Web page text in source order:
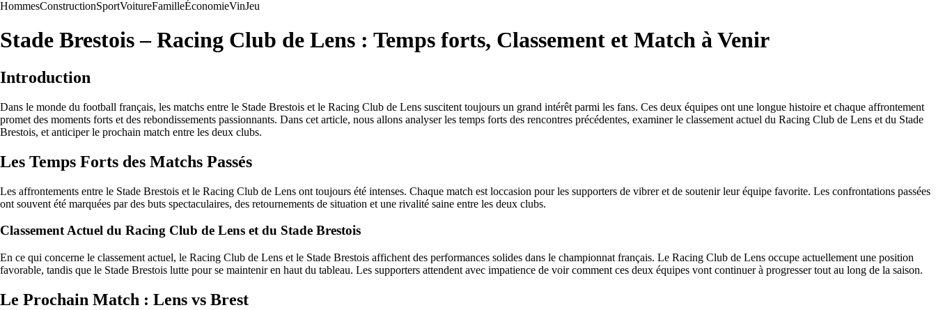
HommesConstructionSportVoitureFamilleÉconomieVinJeu
Stade Brestois – Racing Club de Lens : Temps forts, Classement et Match à Venir
Introduction
Dans le monde du football français, les matchs entre le Stade Brestois et le Racing Club de Lens suscitent toujours un grand intérêt parmi les fans. Ces deux équipes ont une longue histoire et chaque affrontement
promet des moments forts et des rebondissements passionnants. Dans cet article, nous allons analyser les temps forts des rencontres précédentes, examiner le classement actuel du Racing Club de Lens et du Stade
Brestois, et anticiper le prochain match entre les deux clubs.
Les Temps Forts des Matchs Passés
Les affrontements entre le Stade Brestois et le Racing Club de Lens ont toujours été intenses. Chaque match est loccasion pour les supporters de vibrer et de soutenir leur équipe favorite. Les confrontations passées
ont souvent été marquées par des buts spectaculaires, des retournements de situation et une rivalité saine entre les deux clubs.
Classement Actuel du Racing Club de Lens et du Stade Brestois
En ce qui concerne le classement actuel, le Racing Club de Lens et le Stade Brestois affichent des performances solides dans le championnat français. Le Racing Club de Lens occupe actuellement une position
favorable, tandis que le Stade Brestois lutte pour se maintenir en haut du tableau. Les supporters attendent avec impatience de voir comment ces deux équipes vont continuer à progresser tout au long de la saison.
Le Prochain Match : Lens vs Brest